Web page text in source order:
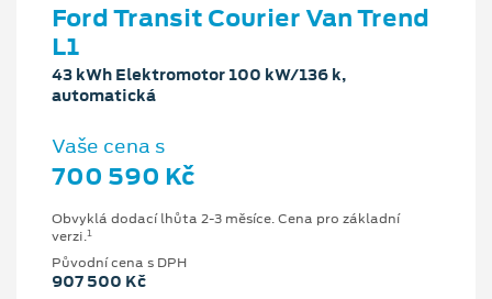
Ford Transit Courier Van Trend
L1
43 kWh Elektromotor 100 kW/136 k,
automatická
Vaše cena s
700 590 Kč
Obvyklá dodací lhůta 2-3 měsíce. Cena pro základní
verzi.1
Původní cena s DPH
907 500 Kč